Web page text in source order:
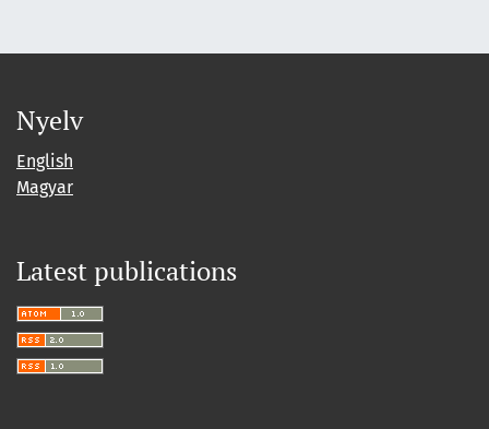
Nyelv
English
Magyar
Latest publications